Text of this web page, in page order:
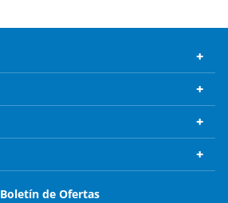
Boletín de Ofertas